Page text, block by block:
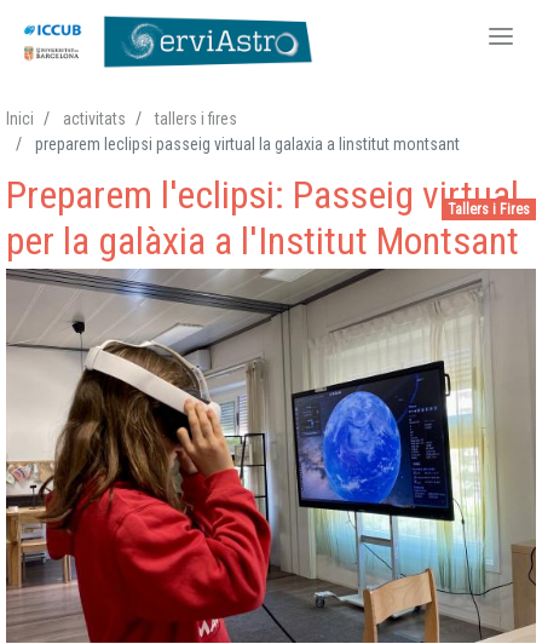
al
Inici activitats
tallers i fires
preparem leclipsi passeig virtual la galaxia a linstitut montsant
Tallers i Fires
Preparem l'eclipsi: Passeig virtual
per la galàxia a l'Institut Montsant